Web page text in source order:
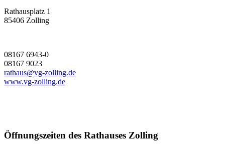
Rathausplatz 1
85406 Zolling
08167 6943-0
08167 9023
rathaus@vg-zolling.de
www.vg-zolling.de
Öffnungszeiten des Rathauses Zolling